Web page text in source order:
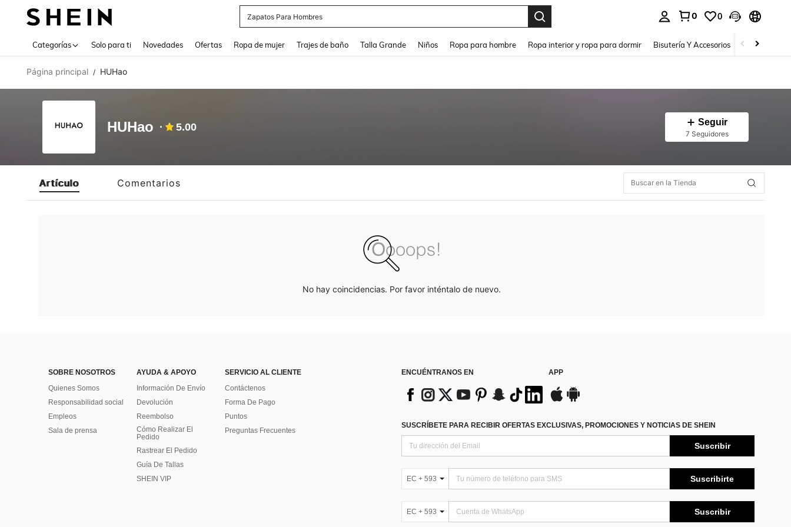
Zapatos Para Hombres
0 0
Categorías Solo para ti Novedades Ofertas Ropa de mujer Trajes de baño Talla Grande Niños Ropa para hombre Ropa interior y ropa para dormir Bisutería Y Accesorios Zapatos
Página principal / HUHao
HUHao 5.00 Seguir
7 Seguidores
Artículo Comentarios
No hay coincidencias. Por favor inténtalo de nuevo.
SOBRE NOSOTROS
Quienes Somos
Responsabilidad social
Empleos
Sala de prensa
AYUDA & APOYO
Información De Envío
Devolución
Reembolso
Cómo Realizar El
Pedido
Rastrear El Pedido
Guía De Tallas
SHEIN VIP
SERVICIO AL CLIENTE
Contáctenos
Forma De Pago
Puntos
Preguntas Frecuentes
ENCUÉNTRANOS EN APP
SUSCRÍBETE PARA RECIBIR OFERTAS EXCLUSIVAS, PROMOCIONES Y NOTICIAS DE SHEIN
Suscribir
EC + 593 Suscribirte
EC + 593 Suscribir